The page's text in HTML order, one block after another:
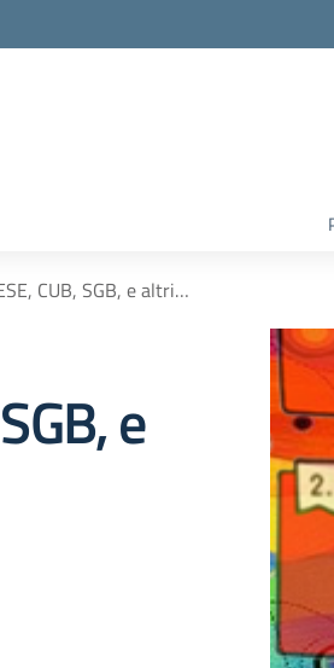
CUB, SGB, e altri…
e